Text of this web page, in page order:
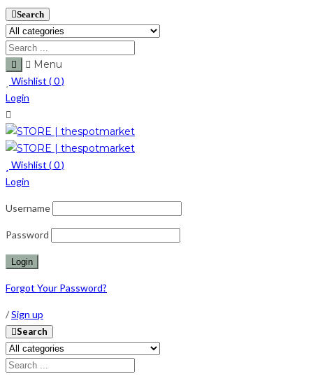
Search
Menu
Wishlist (0)
Login
Wishlist (0)
Login
Username
Password
Forgot Your Password?
/Sign up
Search